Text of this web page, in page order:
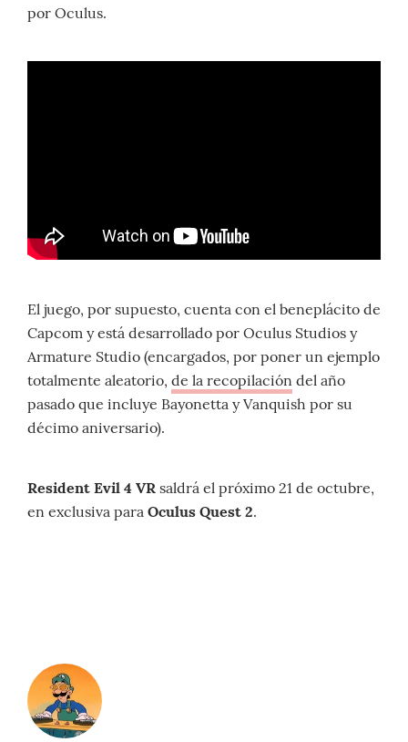
por Oculus.
El juego, por supuesto, cuenta con el beneplácito de
Capcom y está desarrollado por Oculus Studios y
Armature Studio (encargados, por poner un ejemplo
totalmente aleatorio, de la recopilación del año
pasado que incluye Bayonetta y Vanquish por su
décimo aniversario).
Resident Evil 4 VR saldrá el próximo 21 de octubre,
en exclusiva para Oculus Quest 2.